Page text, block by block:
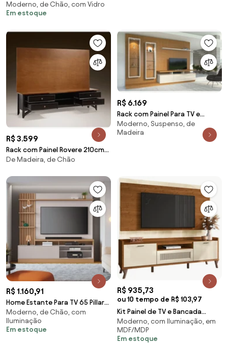
Até 65 Pol. Atlanta
Cinamomo/Off White/Ri
Moderno, de Chão, com Vidro
Em estoque
R$ 3.599
Rack com Painel Rovere 210cm
Madeira Maciça
De Madeira, de Chão
R$ 6.169
Rack com Painel Para TV e
Prateleira Atalaia Beach
Moderno, Suspenso, de
Madeira
R$ 1.160,91
Home Estante Para TV 65 Pillar
Detalhe Ripado e Nichos com
Led Freijó/Off White G73 - Gran
Belo
Moderno, de Chão, com
Iluminação
Em estoque
R$ 935,73
ou 10 tempo de R$ 103,97
Kit Painel de TV e Bancada
180cm Arcade Nature/Off
White - Mobler - Marrom
Moderno, com Iluminação, em
MDF/MDP
Em estoque